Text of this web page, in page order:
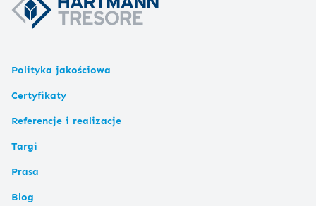
Polityka jakościowa
Certyfikaty
Referencje i realizacje
Targi
Prasa
Blog